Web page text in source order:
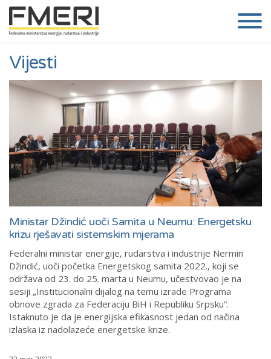
Vijesti
Ministar Džindić uoči Samita u Neumu: Energetsku
krizu rješavati sistemskim mjerama
Federalni ministar energije, rudarstva i industrije Nermin
Džindić, uoči početka Energetskog samita 2022., koji se
održava od 23. do 25. marta u Neumu, učestvovao je na
sesiji „Institucionalni dijalog na temu izrade Programa
obnove zgrada za Federaciju BiH i Republiku Srpsku“.
Istaknuto je da je energijska efikasnost jedan od načina
izlaska iz nadolazeće energetske krize.